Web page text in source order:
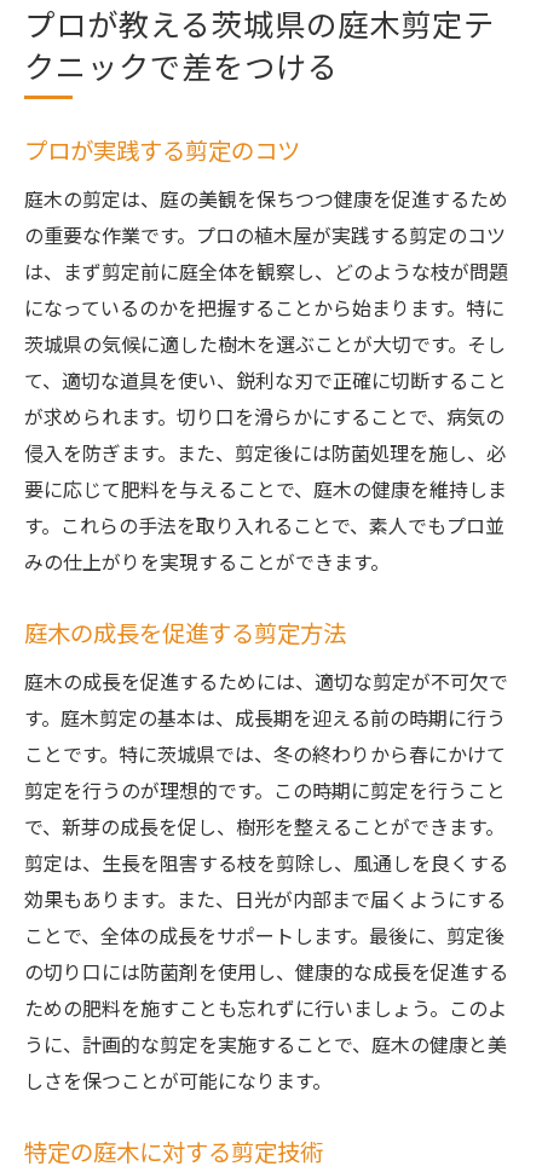
プロが教える茨城県の庭木剪定テ
クニックで差をつける
プロが実践する剪定のコツ
庭木の剪定は、庭の美観を保ちつつ健康を促進するため
の重要な作業です。プロの植木屋が実践する剪定のコツ
は、まず剪定前に庭全体を観察し、どのような枝が問題
になっているのかを把握することから始まります。特に
茨城県の気候に適した樹木を選ぶことが大切です。そし
て、適切な道具を使い、鋭利な刃で正確に切断すること
が求められます。切り口を滑らかにすることで、病気の
侵入を防ぎます。また、剪定後には防菌処理を施し、必
要に応じて肥料を与えることで、庭木の健康を維持しま
す。これらの手法を取り入れることで、素人でもプロ並
みの仕上がりを実現することができます。
庭木の成長を促進する剪定方法
庭木の成長を促進するためには、適切な剪定が不可欠で
す。庭木剪定の基本は、成長期を迎える前の時期に行う
ことです。特に茨城県では、冬の終わりから春にかけて
剪定を行うのが理想的です。この時期に剪定を行うこと
で、新芽の成長を促し、樹形を整えることができます。
剪定は、生長を阻害する枝を剪除し、風通しを良くする
効果もあります。また、日光が内部まで届くようにする
ことで、全体の成長をサポートします。最後に、剪定後
の切り口には防菌剤を使用し、健康的な成長を促進する
ための肥料を施すことも忘れずに行いましょう。このよ
うに、計画的な剪定を実施することで、庭木の健康と美
しさを保つことが可能になります。
特定の庭木に対する剪定技術